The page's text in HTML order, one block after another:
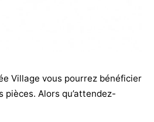
Village vous pourrez bénéficier
Alors qu’attendez-